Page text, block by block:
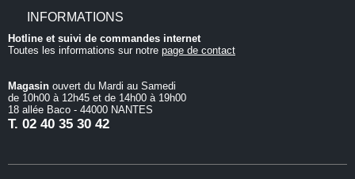
INFORMATIONS
Hotline et suivi de commandes internet
Toutes les informations sur notre page de contact
Magasin ouvert du Mardi au Samedi
de 10h00 à 12h45 et de 14h00 à 19h00
18 allée Baco - 44000 NANTES
T. 02 40 35 30 42